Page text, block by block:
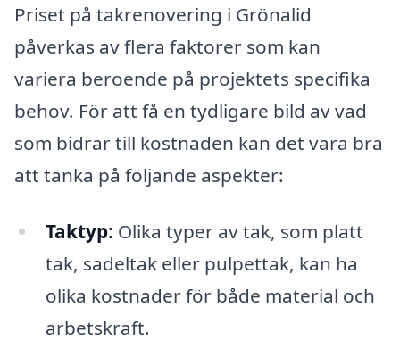
Priset på takrenovering i Grönalid
påverkas av flera faktorer som kan
variera beroende på projektets specifika
behov. För att få en tydligare bild av vad
som bidrar till kostnaden kan det vara bra
att tänka på följande aspekter:
Taktyp: Olika typer av tak, som platt
tak, sadeltak eller pulpettak, kan ha
olika kostnader för både material och
arbetskraft.